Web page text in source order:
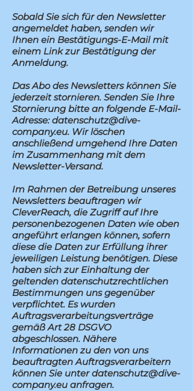
Sobald Sie sich für den Newsletter
angemeldet haben, senden wir
Ihnen ein Bestätigungs-E-Mail mit
einem Link zur Bestätigung der
Anmeldung.
Das Abo des Newsletters können Sie
jederzeit stornieren. Senden Sie Ihre
Stornierung bitte an folgende E-Mail-
Adresse:datenschutz@dive-
company.eu. Wir löschen
anschließend umgehend Ihre Daten
im Zusammenhang mit dem
Newsletter-Versand.
Im Rahmen der Betreibung unseres
Newsletters beauftragen wir
CleverReach, die Zugriff auf Ihre
personenbezogenen Daten wie oben
angeführt erlangen können, sofern
diese die Daten zur Erfüllung ihrer
jeweiligen Leistung benötigen. Diese
haben sich zur Einhaltung der
geltenden datenschutzrechtlichen
Bestimmungen uns gegenüber
verpflichtet. Es wurden
Auftragsverarbeitungsverträge
gemäß Art 28 DSGVO
abgeschlossen. Nähere
Informationen zu den von uns
beauftragten Auftragsverarbeitern
können Sie unterdatenschutz@dive-
company.eu anfragen.